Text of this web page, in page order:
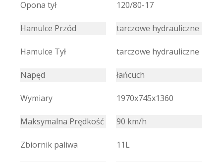
Opona tył 120/80-17
Hamulce Przód tarczowe hydrauliczne
Hamulce Tył tarczowe hydrauliczne
Napęd łańcuch
Wymiary 1970x745x1360
Maksymalna Prędkość 90 km/h
Zbiornik paliwa 11L